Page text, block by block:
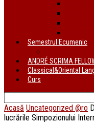
Semestrul Ecumenic
ANDRÉ SCRIMA
Classical&Oriental
Curs
Acasă Uncategorized @ro
lucrările Simpozionului